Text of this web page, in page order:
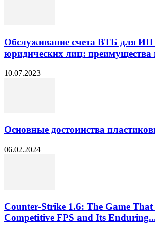
Обслуживание счета ВТБ для
юридических лиц: преимущества
10.07.2023
Основные достоинства
06.02.2024
Counter-Strike 1.6: The Game That
Competitive FPS and Its